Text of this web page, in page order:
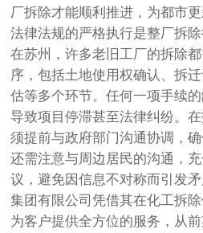
厂拆除才能顺利推进，为都市
法律法规的严格执行是整厂拆除
在苏州，许多老旧工厂的拆除
序，包括土地使用权确认、拆
估等多个环节。任何一项手续
导致项目停滞甚至法律纠纷。
须提前与政府部门沟通协调，确
还需注意与周边居民的沟通，
议，避免因信息不对称而引发
集团有限公司凭借其在化工拆
为客户提供全方位的服务，从